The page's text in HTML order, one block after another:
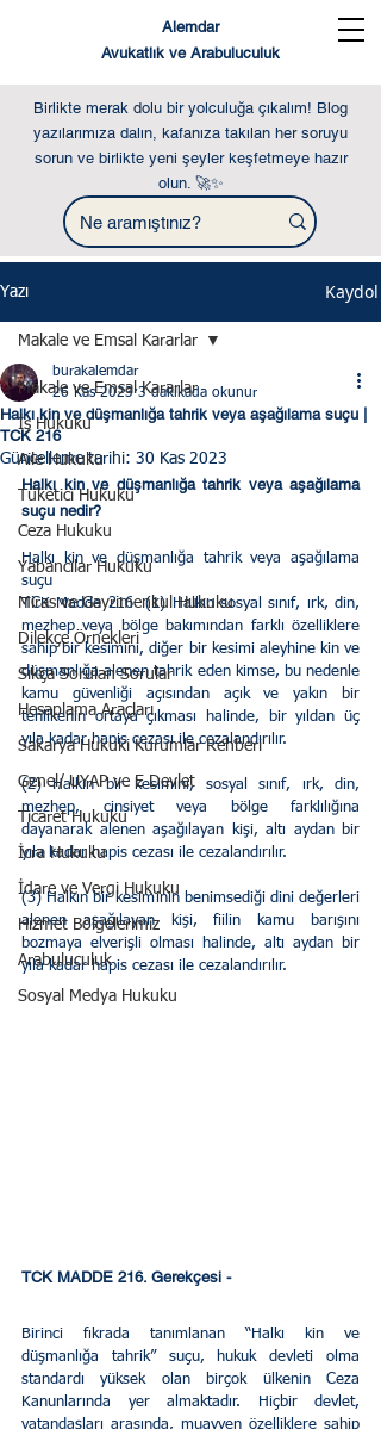
Alemdar
Avukatlık ve Arabuluculuk
Birlikte merak dolu bir yolculuğa çıkalım! Blog
yazılarımıza dalın, kafanıza takılan her soruyu
sorun ve birlikte yeni şeyler keşfetmeye hazır
olun. 🚀✨
Yazı Kaydol
Makale ve Emsal Kararlar
İş Hukuku
Aile Hukuku
Tüketici Hukuku
Ceza Hukuku
Yabancılar Hukuku
Miras ve Gayrimenkul Hukuku
Dilekçe Örnekleri
Sıkça Sorulan Sorular
Hesaplama Araçları
Sakarya Hukuki Kurumlar Rehberi
Genel/ UYAP ve E Devlet
Ticaret Hukuku
İcra Hukuku
İdare ve Vergi Hukuku
Hizmet Bölgelerimiz
Arabuluculuk
Sosyal Medya Hukuku
Makale ve Emsal Kararlar
Halkı kin ve düşmanlığa tahrik veya aşağılama suçu |
TCK 216
burakalemdar
26 Kas 2023 3 dakikada okunur
Güncelleme tarihi: 30 Kas 2023
Halkı kin ve düşmanlığa tahrik veya aşağılama
suçu nedir?
Halkı kin ve düşmanlığa tahrik veya aşağılama
suçu
TCK Madde 216- (1) Halkın sosyal sınıf, ırk, din,
mezhep veya bölge bakımından farklı özelliklere
sahip bir kesimini, diğer bir kesimi aleyhine kin ve
düşmanlığa alenen tahrik eden kimse, bu nedenle
kamu güvenliği açısından açık ve yakın bir
tehlikenin ortaya çıkması halinde, bir yıldan üç
yıla kadar hapis cezası ile cezalandırılır.
(2) Halkın bir kesimini, sosyal sınıf, ırk, din,
mezhep, cinsiyet veya bölge farklılığına
dayanarak alenen aşağılayan kişi, altı aydan bir
yıla kadar hapis cezası ile cezalandırılır.
(3) Halkın bir kesiminin benimsediği dini değerleri
alenen aşağılayan kişi, fiilin kamu barışını
bozmaya elverişli olması halinde, altı aydan bir
yıla kadar hapis cezası ile cezalandırılır.
TCK MADDE 216. Gerekçesi -
Birinci fıkrada tanımlanan “Halkı kin ve
düşmanlığa tahrik” suçu, hukuk devleti olma
standardı yüksek olan birçok ülkenin Ceza
Kanunlarında yer almaktadır. Hiçbir devlet,
vatandaşları arasında, muayyen özelliklere sahip